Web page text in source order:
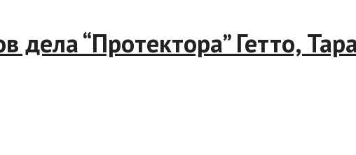
дела “Протектора” Гетто,